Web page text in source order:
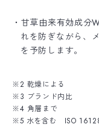
・甘草由来有効成分
れを防ぎながら、
を予防します。
※2 乾燥による
※3 ブランド内比
※4 角層まで
※5 水を含む ISO